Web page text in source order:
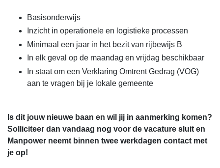
Basisonderwijs
Inzicht in operationele en logistieke processen
Minimaal een jaar in het bezit van rijbewijs B
In elk geval op de maandag en vrijdag beschikbaar
In staat om een Verklaring Omtrent Gedrag (VOG)
aan te vragen bij je lokale gemeente
Is dit jouw nieuwe baan en wil jij in aanmerking komen?
Solliciteer dan vandaag nog voor de vacature sluit en
Manpower neemt binnen twee werkdagen contact met
je op!